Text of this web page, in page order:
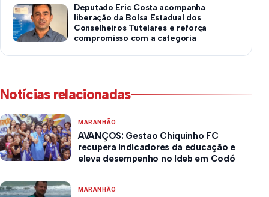
Deputado Eric Costa acompanha
liberação da Bolsa Estadual dos
Conselheiros Tutelares e reforça
compromisso com a categoria
Notícias relacionadas
MARANHÃO
AVANÇOS: Gestão Chiquinho FC
recupera indicadores da educação e
eleva desempenho no Ideb em Codó
MARANHÃO